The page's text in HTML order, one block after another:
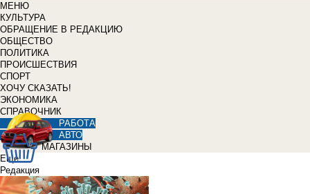
МЕНЮ
КУЛЬТУРА
ОБРАЩЕНИЕ В РЕДАКЦИЮ
ОБЩЕСТВО
ПОЛИТИКА
ПРОИСШЕСТВИЯ
СПОРТ
ХОЧУ СКАЗАТЬ!
ЭКОНОМИКА
СПРАВОЧНИК
РАБОТА
АВТО
МАГАЗИНЫ
Еще
Редакция